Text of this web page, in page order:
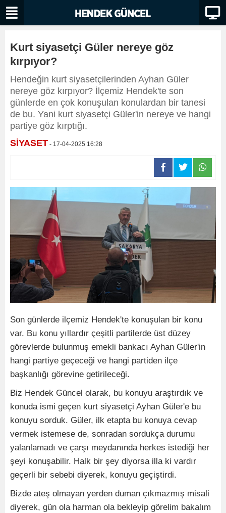
Kurt siyasetçi Güler nereye göz
kırpıyor?
Hendeğin kurt siyasetçilerinden Ayhan Güler
nereye göz kırpıyor? İlçemiz Hendek'te son
günlerde en çok konuşulan konulardan bir tanesi
de bu. Yani kurt siyasetçi Güler'in nereye ve hangi
partiye göz kırptığı.
SİYASET - 17-04-2025 16:28
Son günlerde ilçemiz Hendek'te konuşulan bir konu
var. Bu konu yıllardır çeşitli partilerde üst düzey
görevlerde bulunmuş emekli bankacı Ayhan Güler'in
hangi partiye geçeceği ve hangi partiden ilçe
başkanlığı görevine getirileceği.
Biz Hendek Güncel olarak, bu konuyu araştırdık ve
konuda ismi geçen kurt siyasetçi Ayhan Güler'e bu
konuyu sorduk. Güler, ilk etapta bu konuya cevap
vermek istemese de, sonradan sordukça durumu
yalanlamadı ve çarşı meydanında herkes istediği her
şeyi konuşabilir. Halk bir şey diyorsa illa ki vardır
geçerli bir sebebi diyerek, konuyu geçiştirdi.
Bizde ateş olmayan yerden duman çıkmazmış misali
diyerek, gün ola harman ola bekleyip görelim bakalım